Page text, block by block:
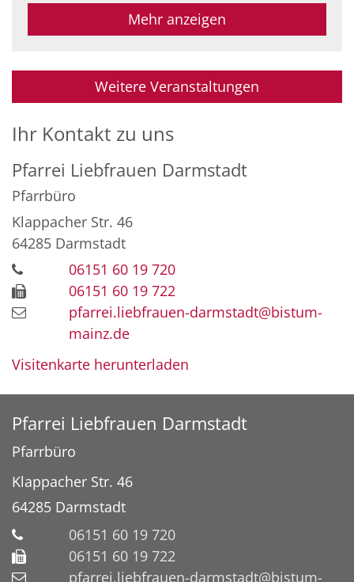
Mehr anzeigen
Weitere Veranstaltungen
Ihr Kontakt zu uns
Pfarrei Liebfrauen Darmstadt
Pfarrbüro
Klappacher Str. 46
64285 Darmstadt
06151 60 19 720
06151 60 19 722
pfarrei.liebfrauen-darmstadt@bistum-
mainz.de
Visitenkarte herunterladen
Pfarrei Liebfrauen Darmstadt
Pfarrbüro
Klappacher Str. 46
64285 Darmstadt
06151 60 19 720
06151 60 19 722
pfarrei.liebfrauen-darmstadt@bistum-